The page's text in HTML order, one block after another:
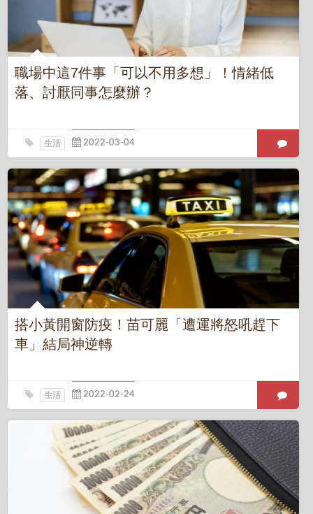
職場中這7件事「可以不用多想」！情緒低
落、討厭同事怎麼辦？
生活
搭小黃開窗防疫！苗可麗「遭運將怒吼趕下
車」結局神逆轉
生活